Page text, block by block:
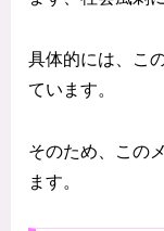
具体的には、こ
ています。
そのため、この
ます。